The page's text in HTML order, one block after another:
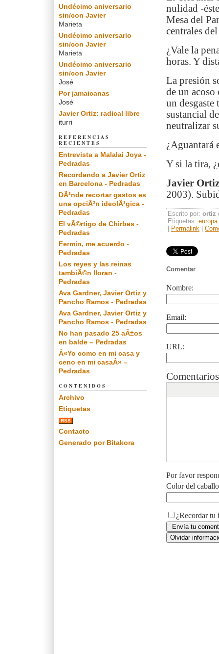
nulidad -
Mesa del
centrales
¿Vale la
horas. Y
La presión
de un
un
sustancial
neutralizar
¿Aguantará
Y si la tira,
Javier
2003).
Escrito por: ortiz
Etiquetas: europa
Permalink
Comentar
Nombre:
Email:
URL:
Por favor
Color del
¿Recordar tu
Undécimo aniversario
sin/con Javier
Marieta
Undécimo aniversario
sin/con Javier
Marieta
Undécimo aniversario
sin/con Javier
José
Por jamaicanas
José
Javier Ortiz: radical libre
iturri
REFERENCIAS
RECIENTES
Entrevista a Malalai Joya -
Pedradas
Recordando a Javier Ortiz
en Barcelona - Pedradas
DÃ³nde recortar gastos es
una opciÃ³n ideolÃ³gica -
Pedradas
El vÃ©rtigo de Chirbes -
Pedradas
Fermin, me acuerdo -
Pedradas
Los reyes y las reinas
tambiÃ©n lloran -
Pedradas
Ava Gardner, Javier Ortiz y
Pancho Ramos - Pedradas
Ava Gardner, Javier Ortiz y
Pancho Ramos - Pedradas
No han pasado 25 aÃ±os
en balde – Pedradas
Â«Yo como en mi casa y
ceno en mi casaÂ» –
Pedradas
CONTENIDOS
Archivo
Etiquetas
RSS
Contacto
Generado por Bitakora